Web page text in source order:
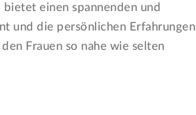
einen spannenden und
und die persönlichen Erfahrungen
Frauen so nahe wie selten